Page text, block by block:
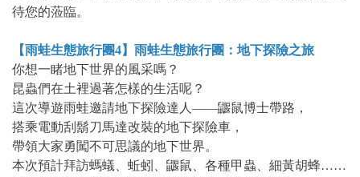
待您的蒞臨。
【雨蛙生態旅行團4】雨蛙生態旅行團：地下探險之旅
你想一睹地下世界的風采嗎？
昆蟲們在土裡過著怎樣的生活呢？
這次導遊雨蛙邀請地下探險達人——鼴鼠博士帶路，
搭乘電動刮鬍刀馬達改裝的地下探險車，
帶領大家勇闖不可思議的地下世界。
本次預計拜訪螞蟻、蚯蚓、鼴鼠、各種甲蟲、細黃胡蜂……